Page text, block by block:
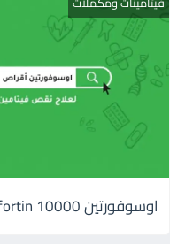
اوسوفورتين 10000 Ossofortin | فيتامين د أقراص